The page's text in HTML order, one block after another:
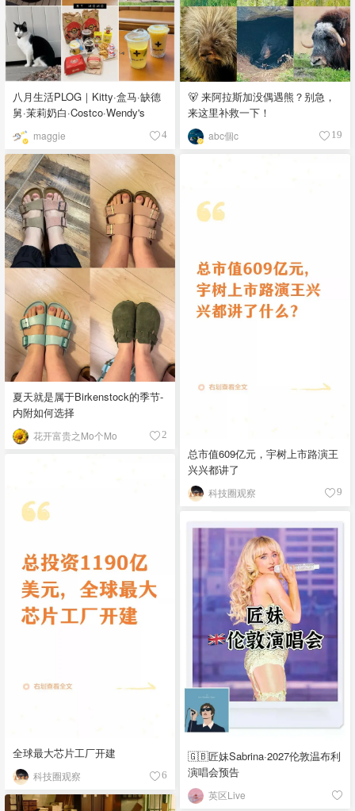
八月生活PLOG｜Kitty·盒马·缺德
舅·茉莉奶白·Costco·Wendy's
maggie 4
🐻 来阿拉斯加没偶遇熊？别急，
来这里补救一下！
abc個c 19
夏天就是属于Birkenstock的季节-
内附如何选择
花开富贵之Mo个Mo 2
总市值609亿元，宇树上市路演王
兴兴都讲了
科技圈观察 9
全球最大芯片工厂开建
科技圈观察 6
🇬🇧匠妹Sabrina·2027伦敦温布利
演唱会预告
英区Live